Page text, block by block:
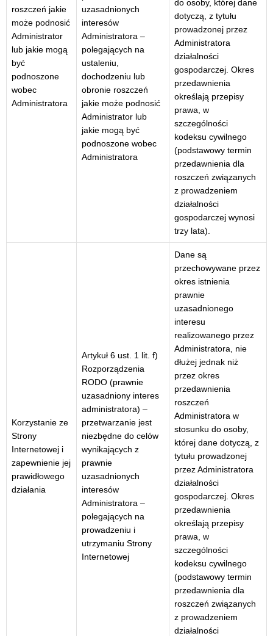
roszczeń jakie
może podnosić
Administrator
lub jakie mogą
być
podnoszone
wobec
Administratora
uzasadnionych
interesów
Administratora –
polegających na
ustaleniu,
dochodzeniu lub
obronie roszczeń
jakie może podnosić
Administrator lub
jakie mogą być
podnoszone wobec
Administratora
do osoby, której dane
dotyczą, z tytułu
prowadzonej przez
Administratora
działalności
gospodarczej. Okres
przedawnienia
określają przepisy
prawa, w
szczególności
kodeksu cywilnego
(podstawowy termin
przedawnienia dla
roszczeń związanych
z prowadzeniem
działalności
gospodarczej wynosi
trzy lata).
Korzystanie ze
Strony
Internetowej i
zapewnienie jej
prawidłowego
działania
Artykuł 6 ust. 1 lit. f)
Rozporządzenia
RODO (prawnie
uzasadniony interes
administratora) –
przetwarzanie jest
niezbędne do celów
wynikających z
prawnie
uzasadnionych
interesów
Administratora –
polegających na
prowadzeniu i
utrzymaniu Strony
Internetowej
Dane są
przechowywane przez
okres istnienia
prawnie
uzasadnionego
interesu
realizowanego przez
Administratora, nie
dłużej jednak niż
przez okres
przedawnienia
roszczeń
Administratora w
stosunku do osoby,
której dane dotyczą, z
tytułu prowadzonej
przez Administratora
działalności
gospodarczej. Okres
przedawnienia
określają przepisy
prawa, w
szczególności
kodeksu cywilnego
(podstawowy termin
przedawnienia dla
roszczeń związanych
z prowadzeniem
działalności